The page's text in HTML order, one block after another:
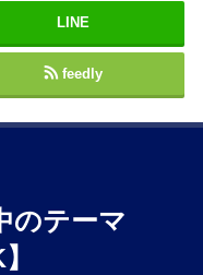
LINE
feedly
のテーマ